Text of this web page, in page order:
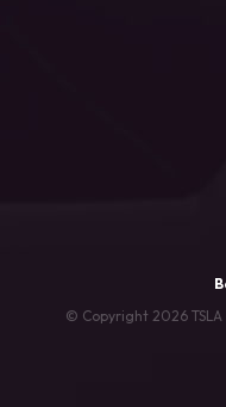
© Copyright 2026